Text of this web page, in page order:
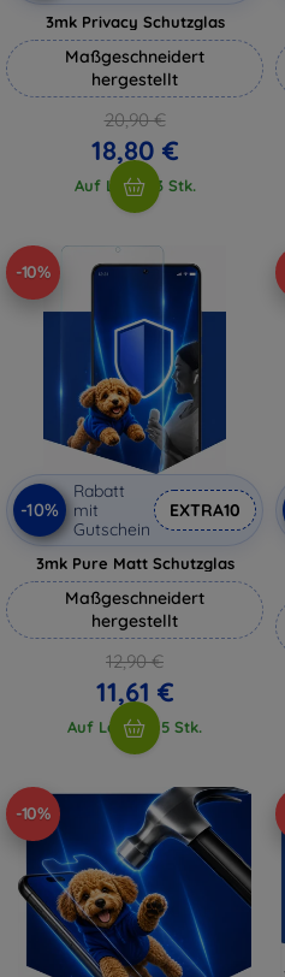
3mk Privacy Schutzglas
Maßgeschneidert
hergestellt
20,90 €
18,80 €
Auf Lager 3 Stk.
-10%
-10%
Rabatt
mit
Gutschein
EXTRA10
3mk Pure Matt Schutzglas
Maßgeschneidert
hergestellt
12,90 €
11,61 €
Auf Lager > 5 Stk.
-10%